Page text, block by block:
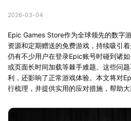
2026-03-04
Epic Games Store作为全球领先的数字
资源和定期赠送的免费游戏，持续吸引
仍有不少用户在登录Epic账号时碰到诸
或页面长时间加载等棘手难题。这些问
利，还影响了正常游戏体验。本文将对
行梳理，并提供实用的应对措施，帮助大